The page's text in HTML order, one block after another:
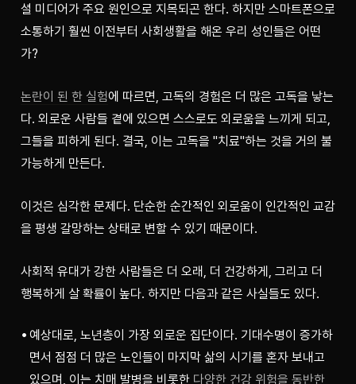
셜 미디어가 주요 원인으로 지목되곤 한다. 하지만 스마트폰으로
소통하기 훨씬 이전부터 사회생활을 해온 우리 성인들은 어떤
가?
논란이 된 한 실험에 따르면, 고독의 경험은 더 많은 고독을 낳는
다. 외로운 사람들 곁에 있으면 스스로도 외로움을 느끼게 되고,
그들을 피하게 된다. 결국, 이는 고독을 "치료"하는 것을 거의 불
가능하게 만든다.
이것은 심각한 문제다. 단순한 순간적인 외로움이 인간적인 교감
을 평생 갈망하는 상태로 변할 수 있기 때문이다.
사회적 유대가 강한 사람들은 더 오래, 더 건강하게, 그리고 더
행복하게 살 확률이 높다. 하지만 다음과 같은 사실들도 있다.
예상대로, 노년층이 가장 외로운 집단이다. 기대수명이 증가하
면서 점점 더 많은 노인들이 마지막 삶의 시기를 혼자 보내고
있으며, 이는 치매 발병을 비롯한 다양한 건강 위험을 동반한